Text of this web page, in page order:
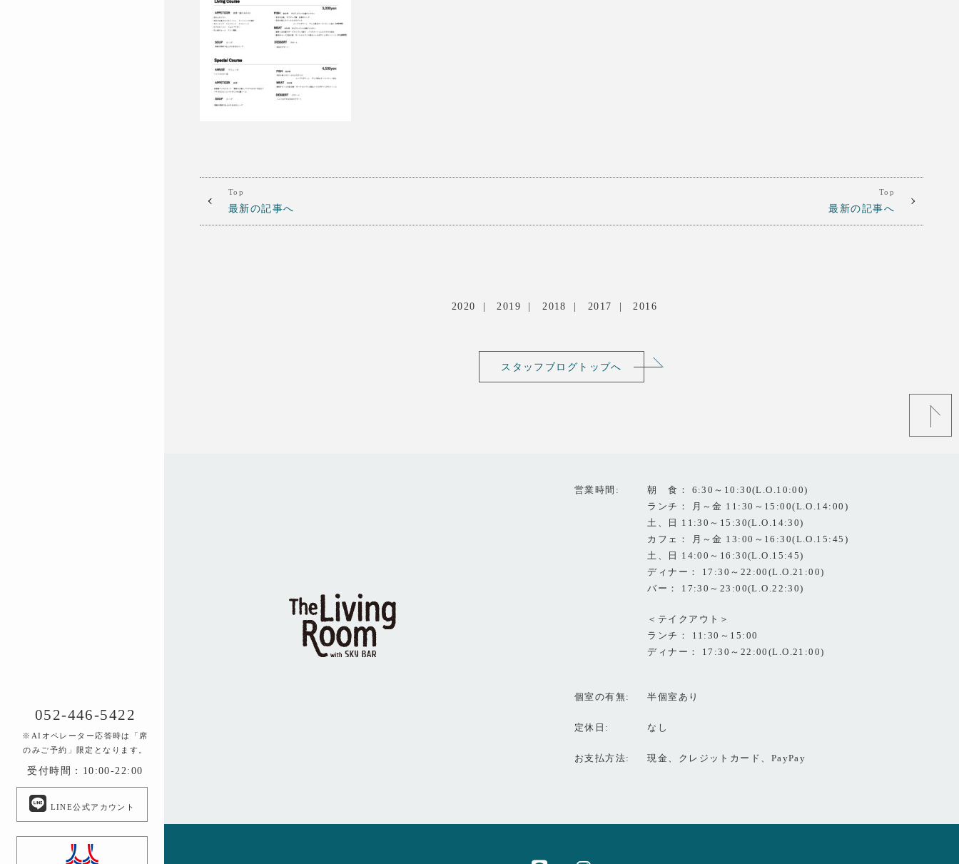
052-446-5422
※AIオペレーター応答時は「席
のみご予約」限定となります。
受付時間：10:00-22:00
LINE公式アカウント
Top
最新の記事へ
Top
最新の記事へ
2020 2019 2018 2017 2016
スタッフブログトップへ
営業時間
朝 食： 6:30～10:30(L.O.10:00)
ランチ： 月～金 11:30～15:00(L.O.14:00)
土、日 11:30～15:30(L.O.14:30)
カフェ： 月～金 13:00～16:30(L.O.15:45)
土、日 14:00～16:30(L.O.15:45)
ディナー： 17:30～22:00(L.O.21:00)
バー： 17:30～23:00(L.O.22:30)
＜テイクアウト＞
ランチ： 11:30～15:00
ディナー： 17:30～22:00(L.O.21:00)
個室の有無 半個室あり
定休日 なし
お支払方法 現金、クレジットカード、PayPay